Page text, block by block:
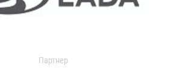
Партнер